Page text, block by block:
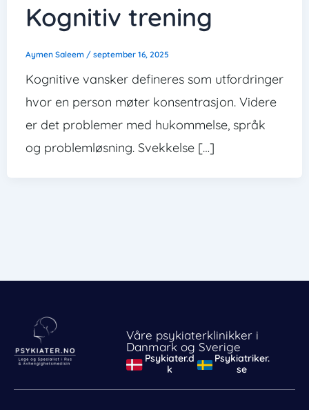
Kognitiv trening
Aymen Saleem / september 16, 2025
Kognitive vansker defineres som utfordringer
hvor en person møter konsentrasjon. Videre
er det problemer med hukommelse, språk
og problemløsning. Svekkelse […]
Våre psykiaterklinikker i
Danmark og Sverige
Psykiater.d
k
Psykiatriker.
se